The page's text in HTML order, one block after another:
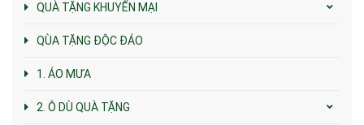
QUÀ TẶNG KHUYẾN MẠI
QÙA TẶNG ĐỘC ĐÁO
1. ÁO MƯA
2. Ô DÙ QUÀ TẶNG